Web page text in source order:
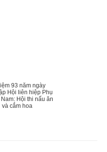
93 năm ngày
Hội liên hiệp Phụ
Hội thi nấu ăn
và cắm hoa